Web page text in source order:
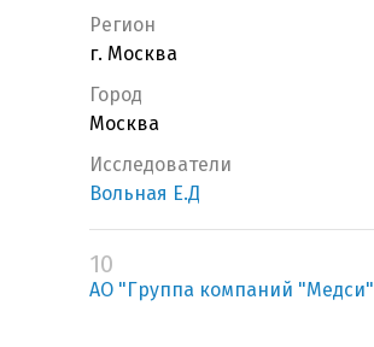
Регион
г. Москва
Город
Москва
Исследователи
Вольная Е.Д
10
АО "Группа компаний "Медси"